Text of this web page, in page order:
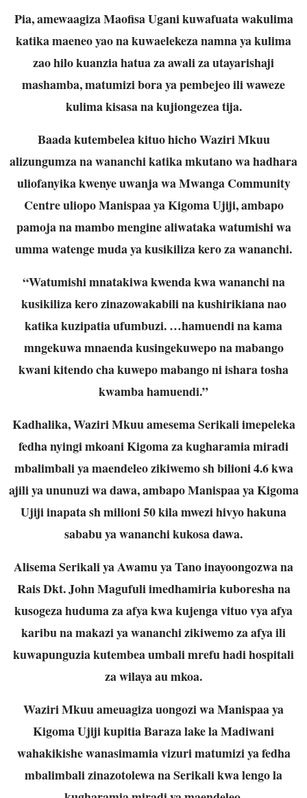
Pia, amewaagiza Maofisa Ugani kuwafuata wakulima
katika maeneo yao na kuwaelekeza namna ya kulima
zao hilo kuanzia hatua za awali za utayarishaji
mashamba, matumizi bora ya pembejeo ili waweze
kulima kisasa na kujiongezea tija.
Baada kutembelea kituo hicho Waziri Mkuu
alizungumza na wananchi katika mkutano wa hadhara
uliofanyika kwenye uwanja wa Mwanga Community
Centre uliopo Manispaa ya Kigoma Ujiji, ambapo
pamoja na mambo mengine aliwataka watumishi wa
umma watenge muda ya kusikiliza kero za wananchi.
“Watumishi mnatakiwa kwenda kwa wananchi na
kusikiliza kero zinazowakabili na kushirikiana nao
katika kuzipatia ufumbuzi. …hamuendi na kama
mngekuwa mnaenda kusingekuwepo na mabango
kwani kitendo cha kuwepo mabango ni ishara tosha
kwamba hamuendi.”
Kadhalika, Waziri Mkuu amesema Serikali imepeleka
fedha nyingi mkoani Kigoma za kugharamia miradi
mbalimbali ya maendeleo zikiwemo sh bilioni 4.6 kwa
ajili ya ununuzi wa dawa, ambapo Manispaa ya Kigoma
Ujiji inapata sh milioni 50 kila mwezi hivyo hakuna
sababu ya wananchi kukosa dawa.
Alisema Serikali ya Awamu ya Tano inayoongozwa na
Rais Dkt. John Magufuli imedhamiria kuboresha na
kusogeza huduma za afya kwa kujenga vituo vya afya
karibu na makazi ya wananchi zikiwemo za afya ili
kuwapunguzia kutembea umbali mrefu hadi hospitali
za wilaya au mkoa.
Waziri Mkuu ameuagiza uongozi wa Manispaa ya
Kigoma Ujiji kupitia Baraza lake la Madiwani
wahakikishe wanasimamia vizuri matumizi ya fedha
mbalimbali zinazotolewa na Serikali kwa lengo la